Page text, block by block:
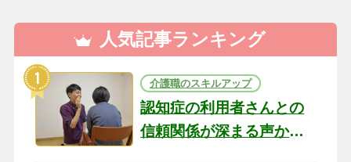
人気記事ランキング
介護職のスキルアップ
認知症の利用者さんとの
信頼関係が深まる声かけ